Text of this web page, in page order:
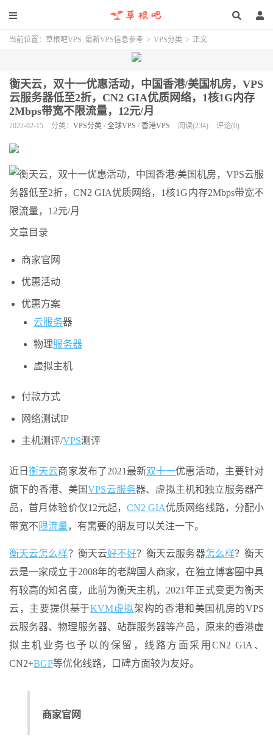
当前位置： 草根吧VPS_最新VPS信息参考 > VPS分类 > 正文
衡天云，双十一优惠活动，中国香港/美国机房，VPS
云服务器低至2折，CN2 GIA优质网络，1核1G内存
2Mbps带宽不限流量，12元/月
2022-02-15 分类： VPS分类 / 全球VPS / 香港VPS 阅读(234) 评论(0)
文章目录
商家官网
优惠活动
优惠方案
云服务器
物理服务器
虚拟主机
付款方式
网络测试IP
主机测评/VPS测评
近日衡天云商家发布了2021最新双十一优惠活动，主要针对
旗下的香港、美国VPS云服务器、虚拟主机和独立服务器产
品，首月体验价仅12元起，CN2 GIA优质网络线路，分配小
带宽不 限流量，有需要的朋友可以关注一下。
衡天云怎么样？衡天云好不好？衡天云服务器怎么样？衡天
云是一家成立于2008年的老牌国人商家，在独立博客圈中具
有较高的知名度，此前为衡天主机，2021年正式变更为衡天
云，主要提供基于KVM虚拟架构的香港和美国机房的VPS
云服务器、物理服务器、站群服务器等产品，原来的香港虚
拟主机业务也予以的保留，线路方面采用CN2 GIA、
CN2+BGP等优化线路，口碑方面较为友好。
商家官网